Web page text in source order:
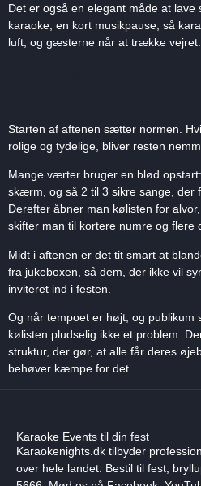
Det er også en elegant måde at
karaoke, en kort musikpause, så
luft, og gæsterne når at trække vejret.
Starten af aftenen sætter normen.
rolige og tydelige, bliver resten
Mange værter bruger en blød
skærm, og så 2 til 3 sikre sange, der
Derefter åbner man kølisten for
skifter man til kortere numre og flere
Midt i aftenen er det tit smart at
fra jukeboxen , så dem, der ikke vil
inviteret ind i festen.
Og når tempoet er højt, og publikum
kølisten pludselig ikke et problem.
struktur, der gør, at alle får deres
behøver kæmpe for det.
Karaoke Events til din fest
Karaokenights.dk tilbyder
over hele landet. Bestil til fest,